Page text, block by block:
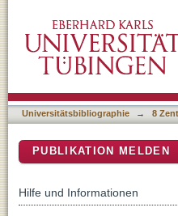
Gewalt
Universitätsbibliographie → 8
PUBLIKATION MELDEN
Hilfe und Informationen